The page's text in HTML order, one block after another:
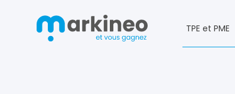
TPE et PME